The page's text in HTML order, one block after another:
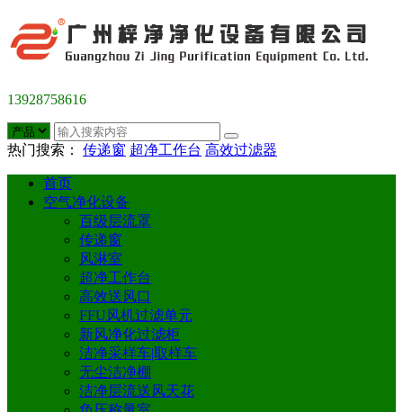
13928758616
热门搜索： 传递窗 超净工作台 高效过滤器
首页
空气净化设备
百级层流罩
传递窗
风淋室
超净工作台
高效送风口
FFU风机过滤单元
新风净化过滤柜
洁净采样车|取样车
无尘洁净棚
洁净层流送风天花